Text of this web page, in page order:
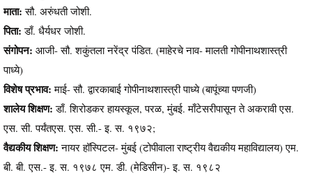
माता: सौ. अरुंधती जोशी.
पिता: डाँ. धैर्यधर जोशी.
संगोपन: आजी- सौ. शकुंतला नरेंद्र पंडित. (माहेरचे नाव- मालती गोपीनाथशास्त्री
पाध्ये)
विशेष प्रभाव: माई- सौ. द्वारकाबाई गोपीनाथशास्त्री पाध्ये (बापूंच्या पणजी)
शालेय शिक्षण: डाँ. शिरोडकर हायस्कूल, परळ, मुंबई. माँटेसरीपासून ते अकरावी एस.
एस. सी. पर्यंतएस. एस. सी.- इ. स. १९७२;
वैद्यकीय शिक्षण: नायर हॉस्पिटल- मुंबई (टोपीवाला राष्ट्रीय वैद्यकीय महाविद्यालय) एम.
बी. बी. एस.- इ. स. १९७८ एम. डी. (मेडिसीन)- इ. स. १९८२